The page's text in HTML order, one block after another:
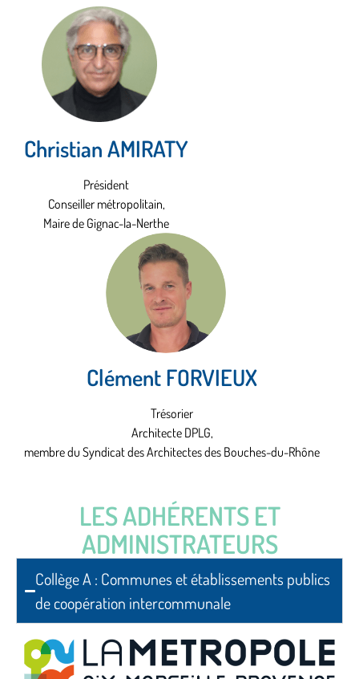
Christian AMIRATY
Président
Conseiller métropolitain,
Maire de Gignac-la-Nerthe
Clément FORVIEUX
Trésorier
Architecte DPLG,
membre du Syndicat des Architectes des Bouches-du-Rhône
LES ADHÉRENTS ET
ADMINISTRATEURS
Collège A : Communes et établissements publics
de coopération intercommunale